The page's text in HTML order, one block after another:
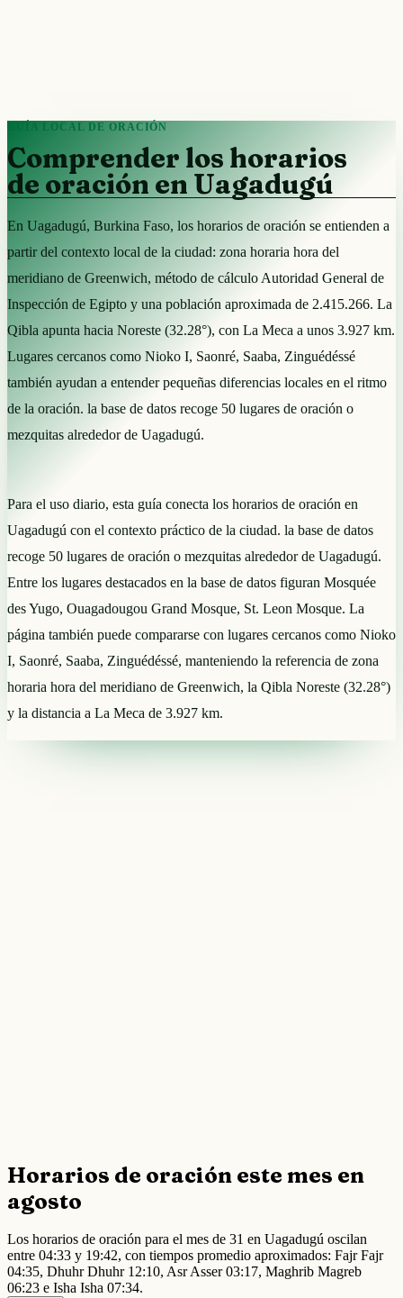
GUÍA LOCAL DE ORACIÓN
Comprender los horarios
de oración en Uagadugú
En Uagadugú, Burkina Faso, los horarios de oración se entienden a
partir del contexto local de la ciudad: zona horaria hora del
meridiano de Greenwich, método de cálculo Autoridad General de
Inspección de Egipto y una población aproximada de 2.415.266. La
Qibla apunta hacia Noreste (32.28°), con La Meca a unos 3.927 km.
Lugares cercanos como Nioko I, Saonré, Saaba, Zinguédéssé
también ayudan a entender pequeñas diferencias locales en el ritmo
de la oración. la base de datos recoge 50 lugares de oración o
mezquitas alrededor de Uagadugú.
Para el uso diario, esta guía conecta los horarios de oración en
Uagadugú con el contexto práctico de la ciudad. la base de datos
recoge 50 lugares de oración o mezquitas alrededor de Uagadugú.
Entre los lugares destacados en la base de datos figuran Mosquée
des Yugo, Ouagadougou Grand Mosque, St. Leon Mosque. La
página también puede compararse con lugares cercanos como Nioko
I, Saonré, Saaba, Zinguédéssé, manteniendo la referencia de zona
horaria hora del meridiano de Greenwich, la Qibla Noreste (32.28°)
y la distancia a La Meca de 3.927 km.
Horarios de oración este mes en
agosto
Los horarios de oración para el mes de 31 en Uagadugú oscilan
entre 04:33 y 19:42, con tiempos promedio aproximados: Fajr Fajr
04:35, Dhuhr Dhuhr 12:10, Asr Asser 03:17, Maghrib Magreb
06:23 e Isha Isha 07:34.